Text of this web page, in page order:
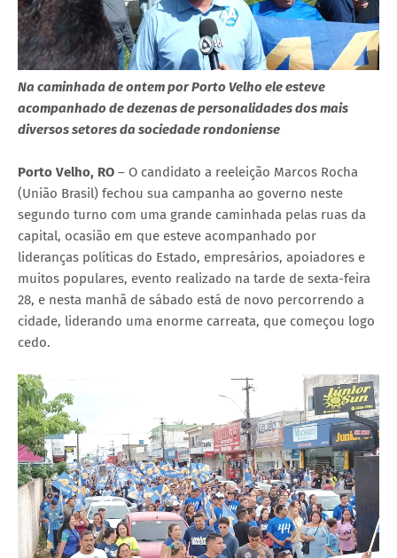
Na caminhada de ontem por Porto Velho ele esteve
acompanhado de dezenas de personalidades dos mais
diversos setores da sociedade rondoniense
Porto Velho, RO – O candidato a reeleição Marcos Rocha
(União Brasil) fechou sua campanha ao governo neste
segundo turno com uma grande caminhada pelas ruas da
capital, ocasião em que esteve acompanhado por
lideranças políticas do Estado, empresários, apoiadores e
muitos populares, evento realizado na tarde de sexta-feira
28, e nesta manhã de sábado está de novo percorrendo a
cidade, liderando uma enorme carreata, que começou logo
cedo.